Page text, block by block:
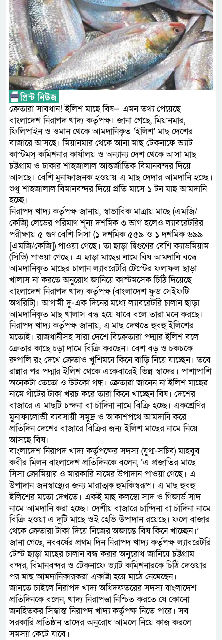
ফ্যাসিবাদবিরোধী আন্দোলনে
নিরপেক্ষ ও বিশ্বাসযোগ্য : প্রধানমন্ত্রী
বাগেরহাট মেডিকেল
জুলাই স্মৃতি জাদুঘরের দুয়ার
ক্রেতারা সাবধান! ইলিশ মাছে বিষ— এমন তথ্য পেয়েছে
বাংলাদেশ নিরাপদ খাদ্য কর্তৃপক্ষ। জানা গেছে, মিয়ানমার,
ফিলিপাইন ও ওমান থেকে আমদানিকৃত ‘ইলিশ’ মাছ দেশের
বাজারে আসছে। মিয়ানমার থেকে আনা মাছ টেকনাফে ভ্যাট
কাস্টমস্ কমিশনার কার্যালয় ও অন্যান্য দেশ থেকে আসা মাছ
চট্টগ্রাম ও ঢাকার শাহজালাল আন্তর্জাতিক বিমানবন্দর দিয়ে
আসছে। বেশি মুনাফাজনক হওয়ায় এ মাছ দেদার আমদানি হচ্ছে।
শুধু শাহজালাল বিমানবন্দর দিয়ে প্রতি মাসে ১ টন মাছ আমদানি
হচ্ছে।
নিরাপদ খাদ্য কর্তৃপক্ষ জানায়, স্বাভাবিক মাত্রায় মাছে (এমজি/
কেজি) লেডের পরিমাণ শূন্য দশমিক ৩ ভাগ হলেও ল্যাবরেটরির
পরীক্ষায় ৫ গুণ বেশি সিসা (১ দশমিক ৫৫৯ ও ১ দশমিক ৬৯৯
[এমজি/কেজি]) পাওয়া গেছে। তা ছাড়া দ্বিগুণের বেশি ক্যাডমিয়াম
(সিডি) পাওয়া গেছে। এ ছাড়া মাছের নামে বিষ আমদানি বন্ধে
আমদানিকৃত মাছের চালান ল্যাবরেটরি টেস্টের ফলাফল ছাড়া
খালাস না করতে অনুরোধ জানিয়ে কাস্টমসেক চিঠি দিয়েছে
বাংলাদেশ নিরাপদ খাদ্য কর্তৃপক্ষ (বাংলাদেশ ফুড সেইফটি
অথরিটি)। আগামী দু-এক দিনের মধ্যে ল্যাবরেটরি চালান ছাড়া
আমদানিকৃত মাছ খালাস বন্ধ হয়ে যাবে বলে তারা মনে করছে।
নিরাপদ খাদ্য কর্তৃপক্ষ জানায়, এ মাছ দেখতে হুবহু ইলিশের
মতোই। রাজধানীসহ সারা দেশে বিক্রেতারা পদ্মার ইলিশ বলে
ক্রেতার কাছে চড়া দামে বিক্রি করছেন। বেশ বড় ও চকচকে
রুপালি রং দেখে ক্রেতাও খুশিমনে কিনে বাড়ি নিয়ে যাচ্ছেন। তবে
রান্নার পর পদ্মার ইলিশ থেকে একেবারেই ভিন্ন স্বাদের। পাশাপাশি
অনেকটা তেতো ও উটকো গন্ধ। ক্রেতারা জানেন না ইলিশ মাছের
নামে গাঁটের টাকা খরচ করে তারা কিনে খাচ্ছেন বিষ। দেশের
বাজারে এ মাছটি চন্দনা বা চাঁদিনা নামে বিক্রি হচ্ছে। একশ্রেণির
মুনাফালোভী ব্যবসায়ী সমুদ্র ও আকাশপথে আমদানি করে
প্রতিদিন দেশের বাজারে বিক্রির জন্য ইলিশ মাছের নামে নিয়ে
আসছে বিষ।
বাংলাদেশ নিরাপদ খাদ্য কর্তৃপক্ষের সদস্য (যুগ্ম-সচিব) মাহবুব
কবীর মিলন বাংলাদেশ প্রতিদিনকে বলেন, ‘এ প্রজাতির মাছে
সিসা ক্রোমিয়ার ও মারকারি নামের উপাদান পাওয়া গেছে। এ
উপাদান জনস্বাস্থ্যের জন্য মারাত্মক হুমকিস্বরূপ। এ মাছ হুবহু
ইলিশের মতো দেখতে। একই মাছ কলম্বো সাদ ও গিজার্ড সাদ
নামে আমদানি করা হচ্ছে। দেশীয় বাজারে চান্দিনা বা চাঁদিনা নামে
বিক্রি হওয়া এ দুটি মাছে ওই হেভি উপাদান রয়েছে। ফলে বাজার
থেকে ক্রেতারা টাকা দিয়ে নিজের অজান্তে বিষ কিনে খাচ্ছেন।’
জানা গেছে, নববর্ষের প্রথম দিন নিরাপদ খাদ্য কর্তৃপক্ষ ল্যাবরেটরি
টেস্ট ছাড়া মাছের চালান বন্ধ করার অনুরোধ জানিয়ে চট্টগ্রাম
বন্দর, বিমানবন্দর ও টেকনাফে ভ্যাট কমিশনারকে চিঠি দেওয়ার
পর মাছ আমদানিকারকরা একাট্টা হয়ে মাঠে নেমেছেন।
জানতে চাইলে নিরাপদ খাদ্য অধিদফতরের সদস্য বাংলাদেশ
প্রতিদিনকে বলেন, খাদ্য নিরাপত্তা নিশ্চিত করতে যে কোনো
জনহিতকর সিদ্ধান্ত নিরাপদ খাদ্য কর্তৃপক্ষ নিতে পারে। সব
সরকারি প্রতিষ্ঠান তাদের অনুরোধ আমলে নিয়ে কাজ করলে
সমস্যা কেটে যাবে।